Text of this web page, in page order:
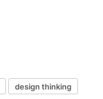
design thinking